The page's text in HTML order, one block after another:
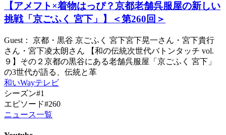
【アメフト×着物はっぴ？京都老舗呉服屋の新しい
挑戦「京ごふく 宮下」】＜第260回＞
Guest： 京都・黒谷 京ごふく 宮下宮下晃一さん・宮下貴行
さん・宮下凌太朗さん 【和の伝統次世代バトンタッチ vol.
９】その２京都の黒谷にある老舗呉服屋「京ごふく 宮下」
の3世代が語る、伝統と革
和いWayテレビ
シーズン#1
エピソード#260
ニュース一覧